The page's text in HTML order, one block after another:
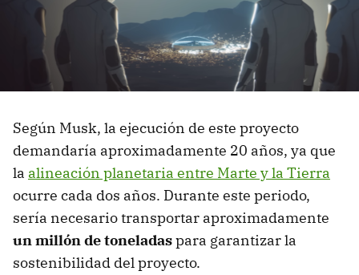
Según Musk, la ejecución de este proyecto
demandaría aproximadamente 20 años, ya que
la alineación planetaria entre Marte y la Tierra
ocurre cada dos años. Durante este periodo,
sería necesario transportar aproximadamente
un millón de toneladaspara garantizar la
sostenibilidad del proyecto.